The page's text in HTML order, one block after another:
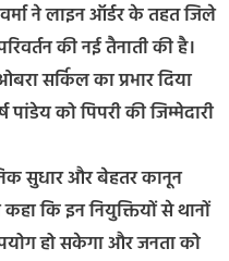
ने लाइन ऑर्डर के तहत जिले
की नई तैनाती की है।
सर्किल का प्रभार दिया
को पिपरी की जिम्मेदारी
सुधार और बेहतर कानून
कि इन नियुक्तियों से थानों
हो सकेगा और जनता को